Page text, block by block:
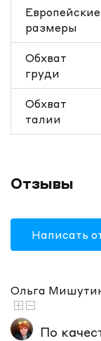
Европейские
размеры
Обхват
груди
Обхват
талии
Отзывы
Написать
Ольга
По